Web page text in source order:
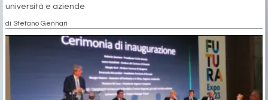
università e aziende
di Stefano Gennari